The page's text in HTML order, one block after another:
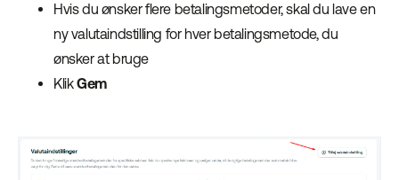
Hvis du ønsker flere betalingsmetoder, skal du lave en
ny valutaindstilling for hver betalingsmetode, du
ønsker at bruge
KlikGem